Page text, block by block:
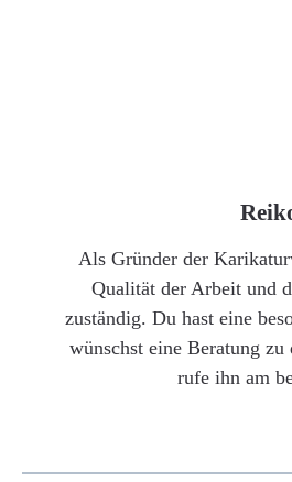
Als Gründer der
Qualität der Arbeit und
zuständig. Du hast eine
wünschst eine Beratung
rufe ihn am